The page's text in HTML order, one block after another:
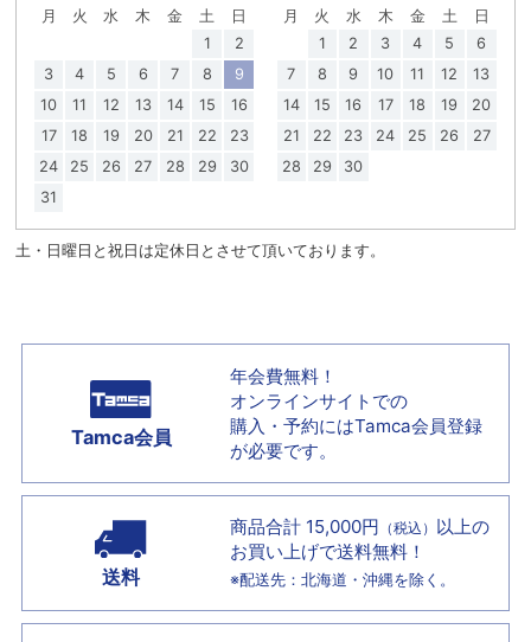
月 火 水 木 金 土
日
1
2
3
4 5 6 7 8
9
10
11 12 13 14 15
16
17
18 19 20 21 22
23
24
25 26 27 28 29
30
31
月 火 水 木 金 土
日
1
2 3 4 5
6
7
8 9 10 11 12
13
14
15 16 17 18 19
20
21
22 23 24 25 26
27
28
29 30
土・日曜日と祝日は定休日とさせて頂いております。
Tamca会員
年会費無料！
オンラインサイトでの
購入・予約にはTamca会員登録
が必要です。
送料
商品合計 15,000円 （税込） 以上の
お買い上げで送料無料！
※配送先：北海道・沖縄を除く。